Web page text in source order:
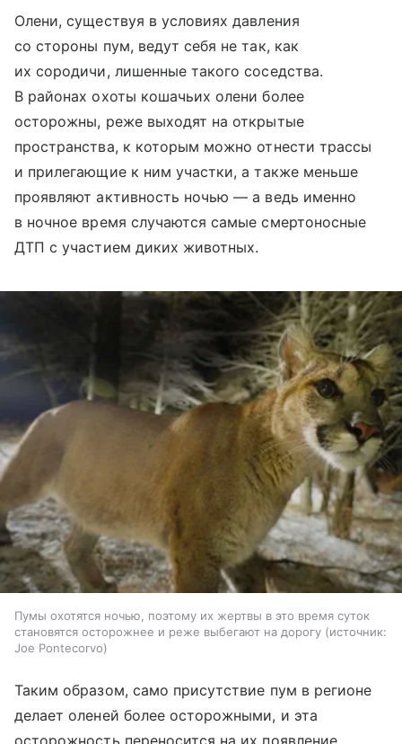
Олени, существуя в условиях давления
со стороны пум, ведут себя не так, как
их сородичи, лишенные такого соседства.
В районах охоты кошачьих олени более
осторожны, реже выходят на открытые
пространства, к которым можно отнести трассы
и прилегающие к ним участки, а также меньше
проявляют активность ночью — а ведь именно
в ночное время случаются самые смертоносные
ДТП с участием диких животных.
Пумы охотятся ночью, поэтому их жертвы в это время суток
становятся осторожнее и реже выбегают на дорогу
источник:
Joe Pontecorvo
Таким образом, само присутствие пум в регионе
делает оленей более осторожными, и эта